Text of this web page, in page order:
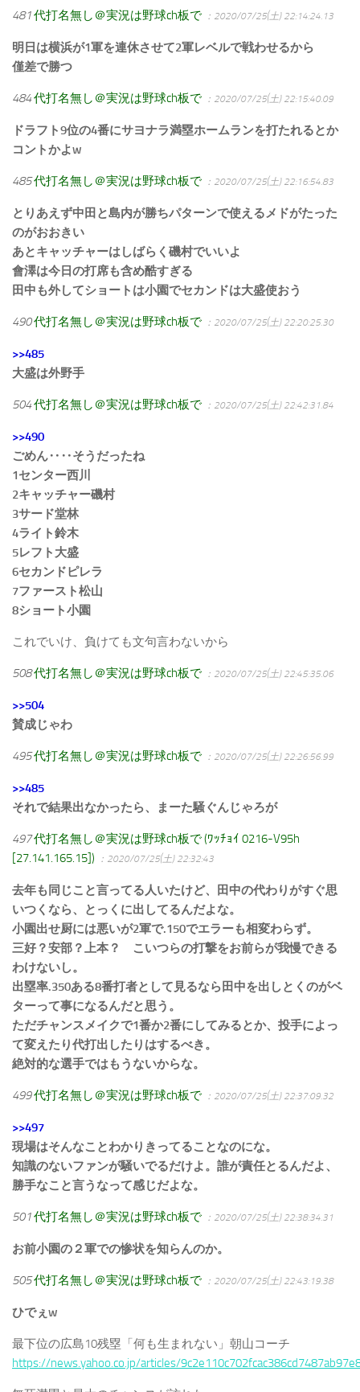
481代打名無し＠実況は野球ch板で ：2020/07/25(土) 22:14:24.13
明日は横浜が1軍を連休させて2軍レベルで戦わせるから
僅差で勝つ
484代打名無し＠実況は野球ch板で ：2020/07/25(土) 22:15:40.09
ドラフト9位の4番にサヨナラ満塁ホームランを打たれるとか
コントかよw
485代打名無し＠実況は野球ch板で ：2020/07/25(土) 22:16:54.83
とりあえず中田と島内が勝ちパターンで使えるメドがたった
のがおおきい
あとキャッチャーはしばらく磯村でいいよ
會澤は今日の打席も含め酷すぎる
田中も外してショートは小園でセカンドは大盛使おう
490代打名無し＠実況は野球ch板で ：2020/07/25(土) 22:20:25.30
>>485
大盛は外野手
504代打名無し＠実況は野球ch板で ：2020/07/25(土) 22:42:31.84
>>490
ごめん‥‥そうだったね
1センター西川
2キャッチャー磯村
3サード堂林
4ライト鈴木
5レフト大盛
6セカンドピレラ
7ファースト松山
8ショート小園
これでいけ、負けても文句言わないから
508代打名無し＠実況は野球ch板で ：2020/07/25(土) 22:45:35.06
>>504
賛成じゃわ
495代打名無し＠実況は野球ch板で ：2020/07/25(土) 22:26:56.99
>>485
それで結果出なかったら、まーた騒ぐんじゃろが
497代打名無し＠実況は野球ch板で (ﾜｯﾁｮｲ 0216-V95h
[27.141.165.15])
：2020/07/25(土) 22:32:43
去年も同じこと言ってる人いたけど、田中の代わりがすぐ思
いつくなら、とっくに出してるんだよな。
小園出せ厨には悪いが2軍で.150でエラーも相変わらず。
三好？安部？上本？ こいつらの打撃をお前らが我慢できる
わけないし。
出塁率.350ある8番打者として見るなら田中を出しとくのがベ
ターって事になるんだと思う。
ただチャンスメイクで1番か2番にしてみるとか、投手によっ
て変えたり代打出したりはするべき。
絶対的な選手ではもうないからな。
499代打名無し＠実況は野球ch板で ：2020/07/25(土) 22:37:09.32
>>497
現場はそんなことわかりきってることなのにな。
知識のないファンが騒いでるだけよ。誰が責任とるんだよ、
勝手なこと言うなって感じだよな。
501代打名無し＠実況は野球ch板で ：2020/07/25(土) 22:38:34.31
お前小園の２軍での惨状を知らんのか。
505代打名無し＠実況は野球ch板で ：2020/07/25(土) 22:43:19.38
ひでぇw
最下位の広島10残塁「何も生まれない」朝山コーチ
https://news.yahoo.co.jp/articles/